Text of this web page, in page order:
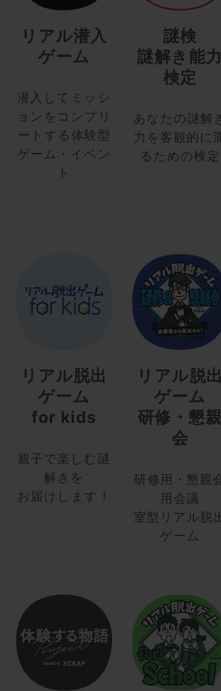
リアル潜入
ゲーム
潜入してミッシ
ョンをコンプリ
ートする体験型
ゲーム・イベン
ト
謎検
謎解き能
検定
あなたの謎解
力を客観的に
るための検定
リアル脱出
ゲーム
for kids
親子で楽しむ謎
解きを
お届けします！
リアル脱
ゲーム
研修・懇
会
研修用・懇親
用会議
室型リアル脱
ゲーム